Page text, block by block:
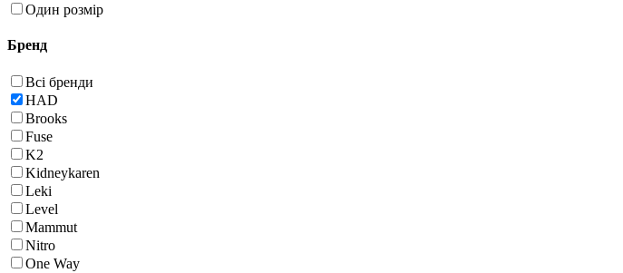
Один розмір
Бренд
Всі бренди
HAD
Brooks
Fuse
K2
Kidneykaren
Leki
Level
Mammut
Nitro
One Way